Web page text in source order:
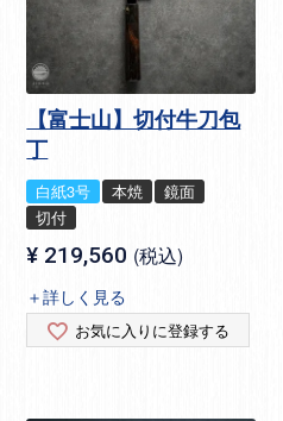
【富士山】切付牛刀包
丁
白紙3号 本焼
鏡面
切付
¥ 219,560 税込
＋詳しく見る
お気に入りに登録する